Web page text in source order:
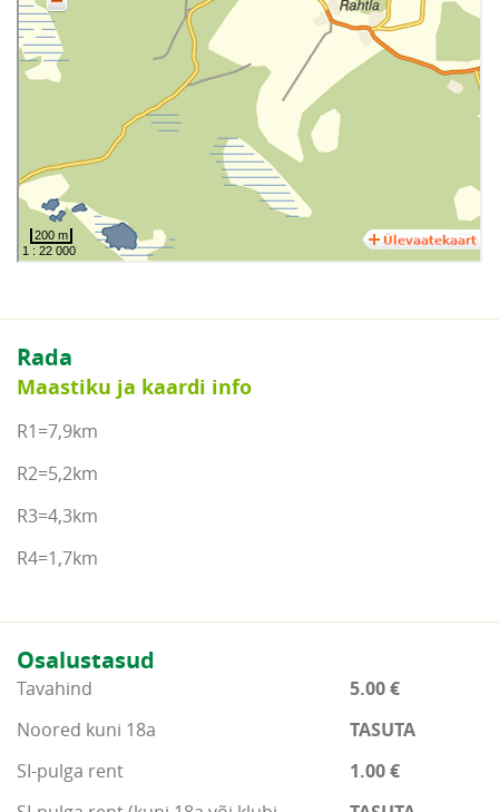
Rada
Maastiku ja kaardi info
R1=7,9km
R2=5,2km
R3=4,3km
R4=1,7km
Osalustasud
Tavahind
5.00 €
Noored kuni 18a
TASUTA
SI-pulga rent
1.00 €